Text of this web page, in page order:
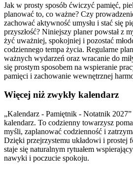
Jak w prosty sposób ćwiczyć pamięć,
planować to, co ważne? Czy
zachować aktywność umysłu i stać się
przyszłość? Niniejszy planer powstał z
żyć uważniej, spokojniej i pozostać
codziennego tempa życia. Regularne
ważnych wydarzeń oraz wracanie do
się prostym sposobem na wspieranie
pamięci i zachowanie wewnętrznej
Więcej niż zwykły kalendarz
„Kalendarz - Pamiętnik - Notatnik
kalendarz. To codzienny towarzysz
myśli, zaplanować codzienność i
Dzięki przejrzystemu układowi i prostej
staje się naturalnym rytuałem
nawyki i poczucie spokoju.